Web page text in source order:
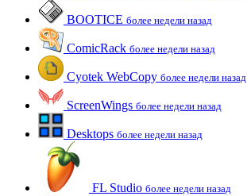
BOOTICE более недели назад
ComicRack более недели назад
Cyotek WebCopy более недели назад
ScreenWings более недели назад
Desktops более недели назад
FL Studio более недели назад